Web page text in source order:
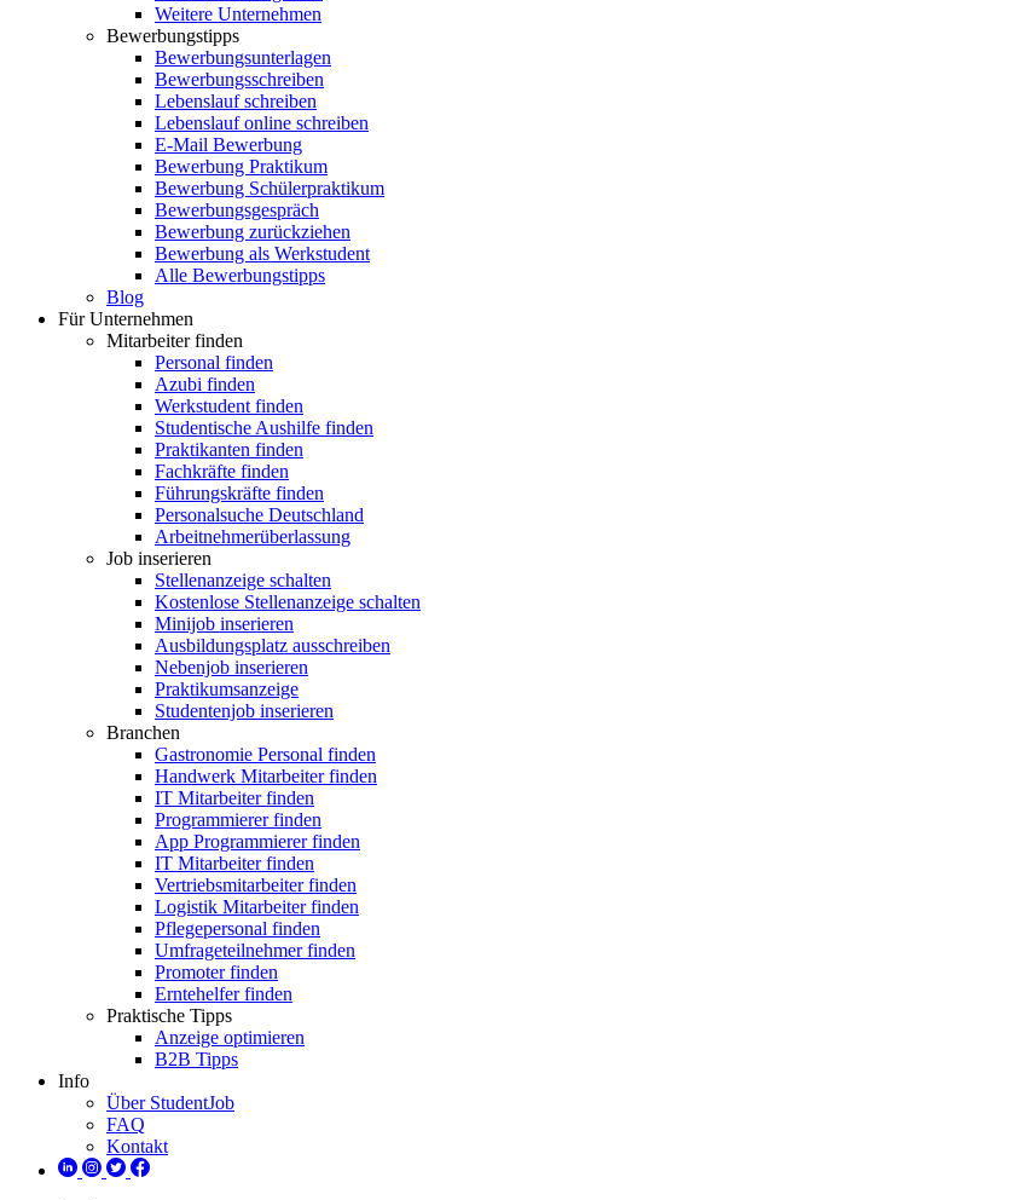
Weitere Unternehmen
Bewerbungstipps
Bewerbungsunterlagen
Bewerbungsschreiben
Lebenslauf schreiben
Lebenslauf online schreiben
E-Mail Bewerbung
Bewerbung Praktikum
Bewerbung Schülerpraktikum
Bewerbungsgespräch
Bewerbung zurückziehen
Bewerbung als Werkstudent
Alle Bewerbungstipps
Blog
Für Unternehmen
Mitarbeiter finden
Personal finden
Azubi finden
Werkstudent finden
Studentische Aushilfe finden
Praktikanten finden
Fachkräfte finden
Führungskräfte finden
Personalsuche Deutschland
Arbeitnehmerüberlassung
Job inserieren
Stellenanzeige schalten
Kostenlose Stellenanzeige schalten
Minijob inserieren
Ausbildungsplatz ausschreiben
Nebenjob inserieren
Praktikumsanzeige
Studentenjob inserieren
Branchen
Gastronomie Personal finden
Handwerk Mitarbeiter finden
IT Mitarbeiter finden
Programmierer finden
App Programmierer finden
IT Mitarbeiter finden
Vertriebsmitarbeiter finden
Logistik Mitarbeiter finden
Pflegepersonal finden
Umfrageteilnehmer finden
Promoter finden
Erntehelfer finden
Praktische Tipps
Anzeige optimieren
B2B Tipps
Info
Über StudentJob
FAQ
Kontakt